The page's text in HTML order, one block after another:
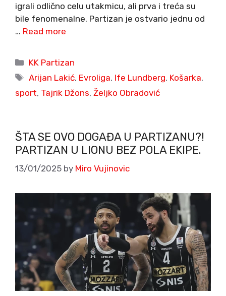
igrali odlično celu utakmicu, ali prva i treća su
bile fenomenalne. Partizan je ostvario jednu od
… Read more
Categories
KK Partizan
Tags
Arijan Lakić, Evroliga, Ife Lundberg, Košarka,
sport, Tajrik Džons, Željko Obradović
ŠTA SE OVO DOGAĐA U PARTIZANU?!
PARTIZAN U LIONU BEZ POLA EKIPE.
13/01/2025 by Miro Vujinovic